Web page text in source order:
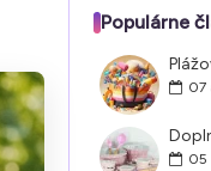
Populárne
07
05